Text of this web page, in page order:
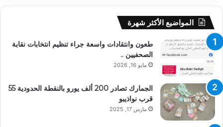
المواضيع الأكثر شهرة
طعون وانتقادات واسعة جراء تنظيم انتخابات نقابة
الصحفيين ..
مايو 16, 2026
الجمارك تصادر 200 ألف يورو بالنقطة الحدودية 55
قرب نواذيبو
مارس 17, 2025